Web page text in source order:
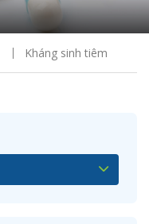
Kháng sinh tiêm